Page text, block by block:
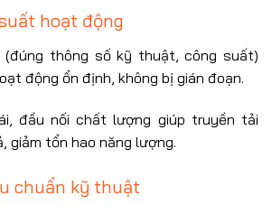
hoạt động
(đúng thông số kỹ thuật, công suất)
động ổn định, không bị gián đoạn.
đầu nối chất lượng giúp truyền tải
giảm tổn hao năng lượng.
chuẩn kỹ thuật